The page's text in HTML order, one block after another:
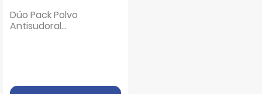
Dúo Pack Polvo
Antisudoral